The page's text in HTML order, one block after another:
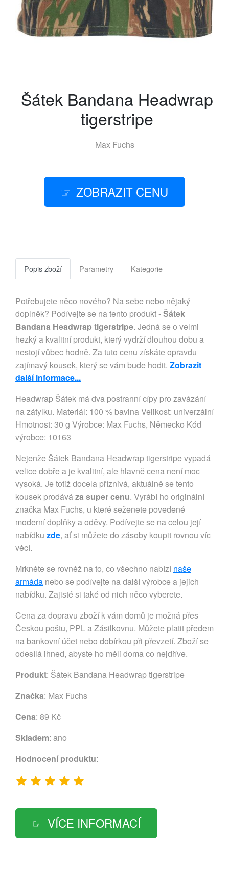
Šátek Bandana Headwrap
tigerstripe
Max Fuchs
ZOBRAZIT CENU
Popis zboží Parametry Kategorie
Potřebujete něco nového? Na sebe nebo nějaký
doplněk? Podívejte se na tento produkt -Šátek
Bandana Headwrap tigerstripe. Jedná se o velmi
hezký a kvalitní produkt, který vydrží dlouhou dobu a
nestojí vůbec hodně. Za tuto cenu získáte opravdu
zajímavý kousek, který se vám bude hodit. Zobrazit
další informace...
Headwrap Šátek má dva postranní cípy pro zavázání
na zátylku. Materiál: 100 % bavlna Velikost: univerzální
Hmotnost: 30 g Výrobce: Max Fuchs, Německo Kód
výrobce: 10163
Nejenže Šátek Bandana Headwrap tigerstripe vypadá
velice dobře a je kvalitní, ale hlavně cena není moc
vysoká. Je totiž docela příznivá, aktuálně se tento
kousek prodáváza super cenu. Vyrábí ho originální
značka Max Fuchs, u které seženete povedené
moderní doplňky a oděvy. Podívejte se na celou její
nabídku zde, ať si můžete do zásoby koupit rovnou víc
věcí.
Mrkněte se rovněž na to, co všechno nabízínaše
armáda nebo se podívejte na další výrobce a jejich
nabídku. Zajisté si také od nich něco vyberete.
Cena za dopravu zboží k vám domů je možná přes
Českou poštu, PPL a Zásilkovnu. Můžete platit předem
na bankovní účet nebo dobírkou při převzetí. Zboží se
odesílá ihned, abyste ho měli doma co nejdříve.
Produkt: Šátek Bandana Headwrap tigerstripe
Značka: Max Fuchs
Cena: 89 Kč
Skladem: ano
Hodnocení produktu:
VÍCE INFORMACÍ